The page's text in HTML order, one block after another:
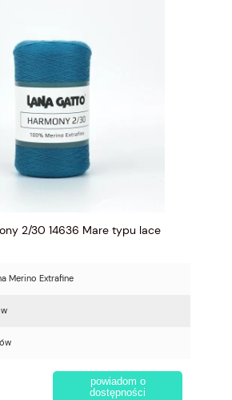
2/30 14636 Mare typu lace
Merino Extrafine
powiadom o
dostępności